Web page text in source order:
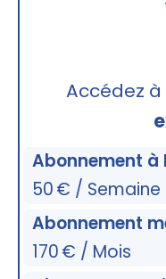
Accédez
Abonnement à
50 € / Semaine
Abonnement
170 € / Mois